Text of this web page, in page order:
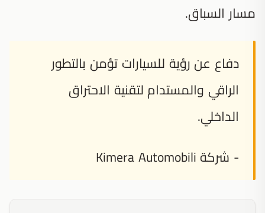
مسار السباق.
دفاع عن رؤية للسيارات تؤمن بالتطور
الراقي والمستدام لتقنية الاحتراق
الداخلي.
- شركة Kimera Automobili